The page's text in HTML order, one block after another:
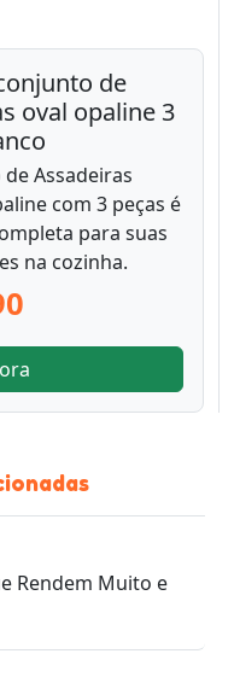
de
oval opaline 3
Assadeiras
com 3 peças é
para suas
na cozinha.
Rendem Muito e